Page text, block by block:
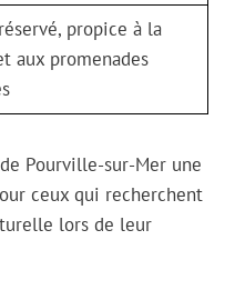
propice à la
aux promenades
Pourville-sur-Mer une
ceux qui recherchent
lors de leur